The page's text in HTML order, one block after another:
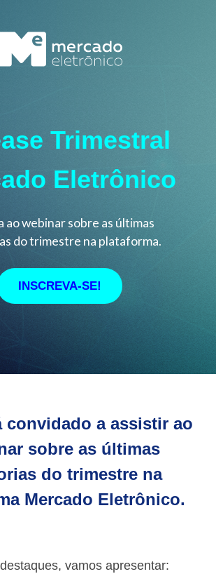
Trimestral
Eletrônico
ao webinar sobre as últimas
do trimestre na plataforma.
INSCREVA-SE!
convidado a assistir ao
sobre as últimas
do trimestre na
Mercado Eletrônico.
vamos apresentar: